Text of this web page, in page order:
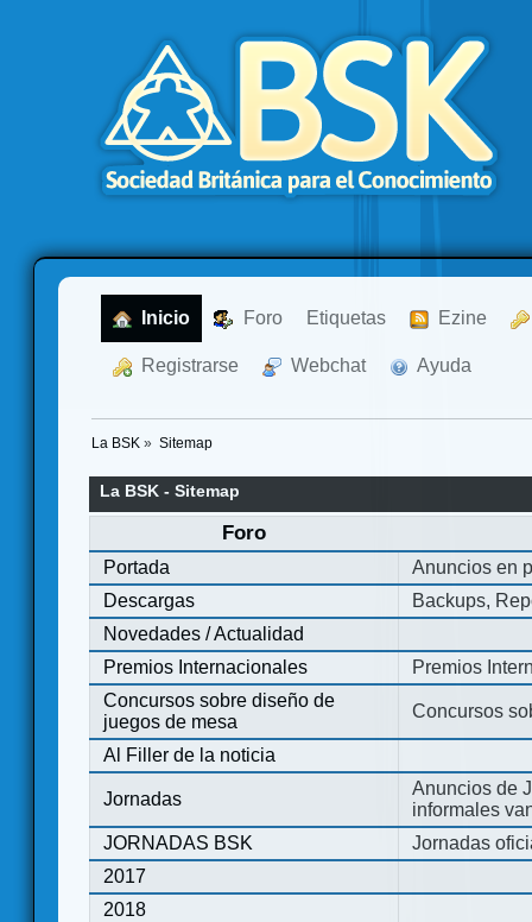
Inicio Foro Etiquetas Ezine
Registrarse Webchat Ayuda
La BSK » Sitemap
La BSK - Sitemap
Foro
Portada
Anuncios en
Descargas
Backups,
Novedades / Actualidad
Premios Internacionales
Premios
Concursos sobre diseño de
juegos de mesa
Concursos
Al Filler de la noticia
Jornadas
Anuncios de
informales
JORNADAS BSK
Jornadas
2017
2018